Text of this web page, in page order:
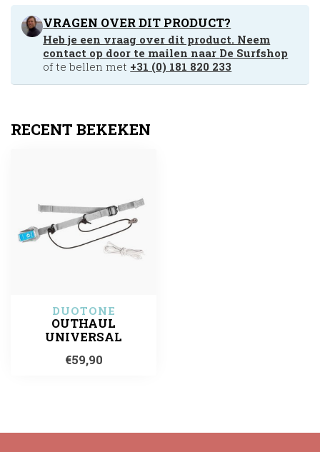
VRAGEN OVER DIT PRODUCT?
Heb je een vraag over dit product. Neem
contact op door te mailen naar De Surfshop
of te bellen met +31 (0) 181 820 233
RECENT BEKEKEN
DUOTONE
OUTHAUL
UNIVERSAL
€59,90